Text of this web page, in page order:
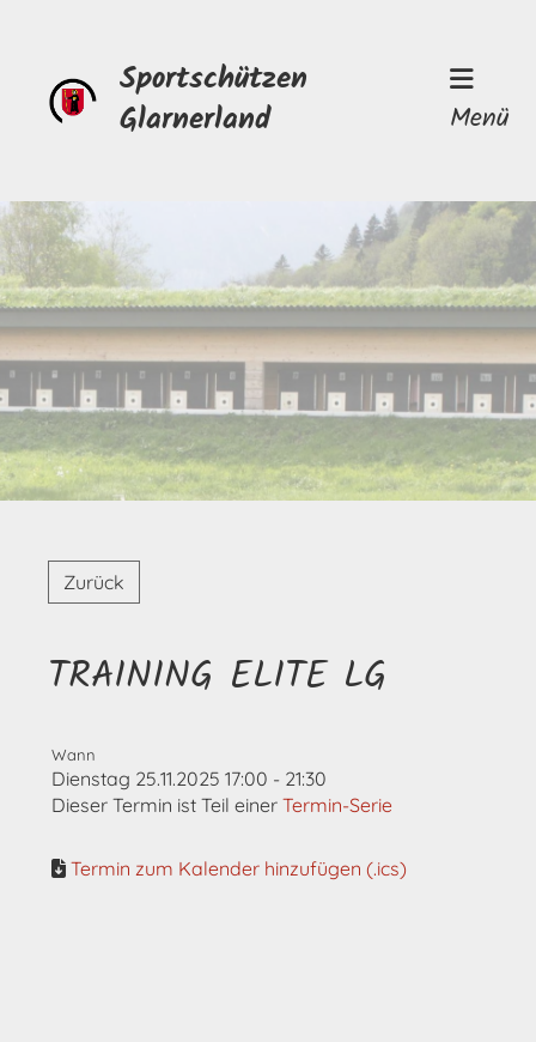
Sportschützen
Glarnerland
Menü
Zurück
TRAINING ELITE LG
Wann
Dienstag 25.11.2025 17:00 - 21:30
Dieser Termin ist Teil einer Termin-Serie
Termin zum Kalender hinzufügen (.ics)